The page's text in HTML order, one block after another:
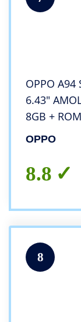
OPPO
6.43″
8GB +
Ricarica
Black
OPPO
8.8
8